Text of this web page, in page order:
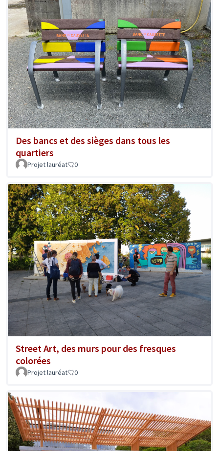
Des bancs et des sièges dans tous les
quartiers
Projet lauréat 0
Street Art, des murs pour des fresques
colorées
Projet lauréat 0